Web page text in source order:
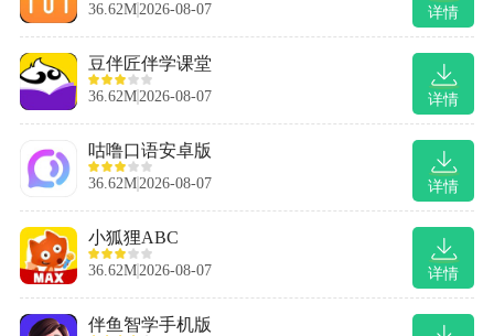
详情
36.62M2026-08-07
详情
豆伴匠伴学课堂
36.62M2026-08-07
详情
咕噜口语安卓版
36.62M2026-08-07
详情
小狐狸ABC
36.62M2026-08-07
伴鱼智学手机版